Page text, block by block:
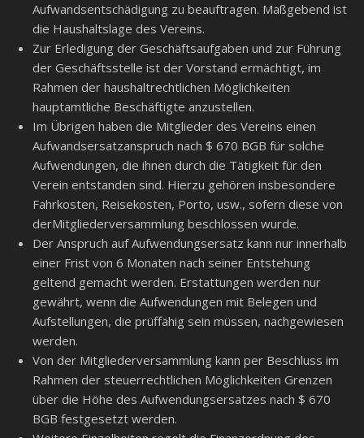
Aufwandsentschädigung zu beauftragen. Maßgebend ist
die Haushaltslage des Vereins.
Zur Erledigung der Geschäftsaufgaben und zur Führung
der Geschäftsstelle ist der Vorstand ermächtigt, im
Rahmen der haushaltrechtlichen Möglichkeiten
hauptamtliche Beschäftigte anzustellen.
Im Übrigen haben die Mitglieder des Vereins einen
Aufwandsersatzanspruch nach $ 670 BGB für solche
Aufwendungen, die ihnen durch die Tätigkeit für den
Verein entstanden sind. Hierzu gehören insbesondere
Fahrkosten, Reisekosten, Porto, usw., sofern diese von
derMitgliederversammlung beschlossen wurde.
Der Anspruch auf Aufwendungsersatz kann nur innerhalb
einer Frist von 6 Monaten nach seiner Entstehung
geltend gemacht werden. Erstattungen werden nur
gewährt, wenn die Aufwendungen mit Belegen und
Aufstellungen, die prüffähig sein müssen, nachgewiesen
werden.
Von der Mitgliederversammlung kann per Beschluss im
Rahmen der steuerrechtlichen Möglichkeiten Grenzen
über die Höhe des Aufwendungsersatzes nach $ 670
BGB festgesetzt werden.